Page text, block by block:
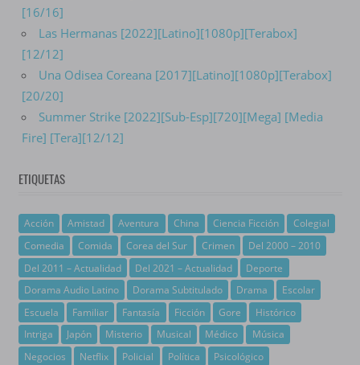
[16/16]
Las Hermanas [2022][Latino][1080p][Terabox]
[12/12]
Una Odisea Coreana [2017][Latino][1080p][Terabox]
[20/20]
Summer Strike [2022][Sub-Esp][720][Mega] [Media
Fire] [Tera][12/12]
ETIQUETAS
Acción Amistad Aventura China Ciencia Ficción
Colegial
Comedia
Comida Corea del Sur Crimen
Del 2000 – 2010
Del 2011 – Actualidad
Del 2021 – Actualidad
Deporte
Dorama Audio Latino
Dorama Subtitulado Drama
Escolar
Escuela
Familiar Fantasía Ficción Gore
Histórico
Intriga
Japón Misterio Musical Médico
Música
Negocios
Netflix Policial Política
Psicológico